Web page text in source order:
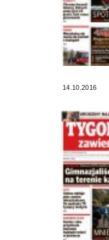
14.10.2016